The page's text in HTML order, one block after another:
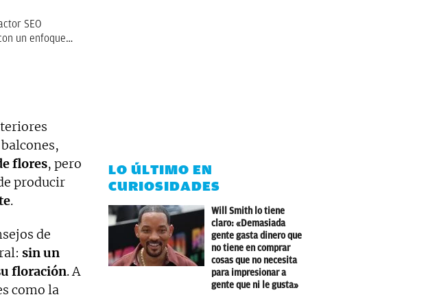
SEO
un enfoque
en su vida
flores, pero
producir
.
de
sin un
floración. A
como la
LO ÚLTIMO EN
CURIOSIDADES
Will Smith lo tiene
claro: «Demasiada
gente gasta dinero que
no tiene en comprar
cosas que no necesita
para impresionar a
gente que ni le gusta»